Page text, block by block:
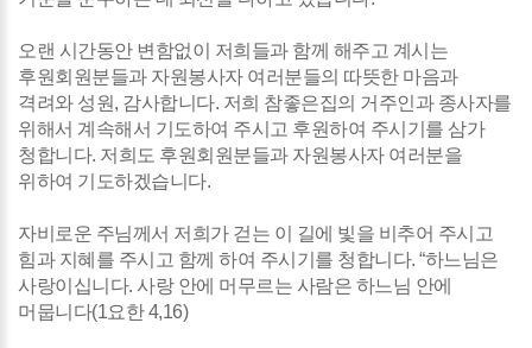
오랜 시간동안 변함없이 저희들과 함께 해주고 계시는
후원회원분들과 자원봉사자 여러분들의 따뜻한 마음과
격려와 성원, 감사합니다. 저희 참좋은집의 거주인과 종사자를
위해서 계속해서 기도하여 주시고 후원하여 주시기를 삼가
청합니다. 저희도 후원회원분들과 자원봉사자 여러분을
위하여 기도하겠습니다.
자비로운 주님께서 저희가 걷는 이 길에 빛을 비추어 주시고
힘과 지혜를 주시고 함께 하여 주시기를 청합니다. “하느님은
사랑이십니다. 사랑 안에 머무르는 사람은 하느님 안에
머뭅니다(1요한 4,16)